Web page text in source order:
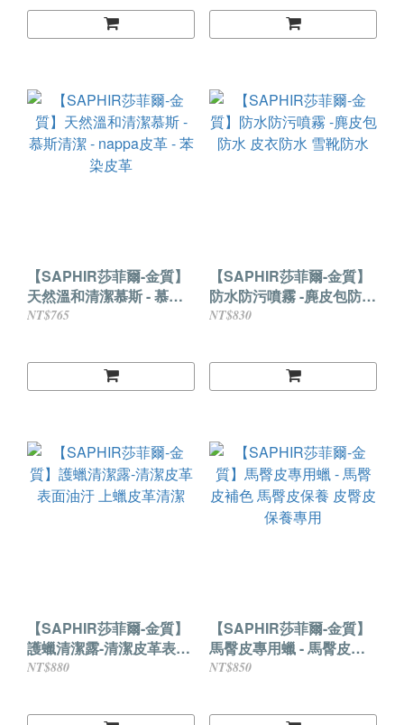
【SAPHIR莎菲爾-金質】
天然溫和清潔慕斯 - 慕斯
清潔 - nappa皮革 - 苯染皮
NT$765
【SAPHIR莎菲爾-金質】
防水防污噴霧 -麂皮包防水
NT$830
【SAPHIR莎菲爾-金質】
護蠟清潔露-清潔皮革表面
油汙 上蠟皮革清潔
NT$880
【SAPHIR莎菲爾-金質】
馬臀皮專用蠟 - 馬臀皮補
色 馬臀皮保養 皮臀皮保養
NT$850